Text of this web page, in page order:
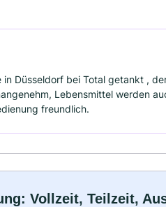
in Düsseldorf bei Total getankt ,
Lebensmittel werden
freundlich.
Vollzeit, Teilzeit,